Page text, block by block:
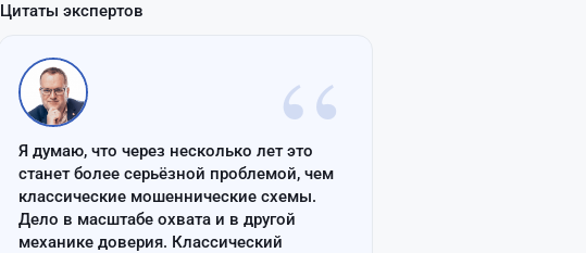
Цитаты экспертов
“
Я думаю, что через несколько лет это
станет более серьёзной проблемой, чем
классические мошеннические схемы.
Дело в масштабе охвата и в другой
механике доверия. Классический